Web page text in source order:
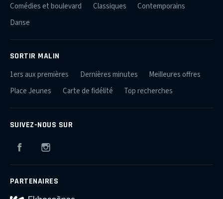
Comédies et boulevard
Classiques
Contemporains
Danse
SORTIR MALIN
1ers aux premières Dernières minutes
Meilleures offres
Place Jeunes
Carte de fidélité Top recherches
SUIVEZ-NOUS SUR
Facebook
PARTENAIRES